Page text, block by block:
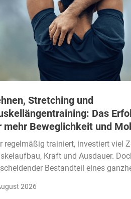
Stretching und
Das
mehr Beweglichkeit und
regelmäßig trainiert, investiert viel
Kraft und Ausdauer.
Bestandteil eines
2026